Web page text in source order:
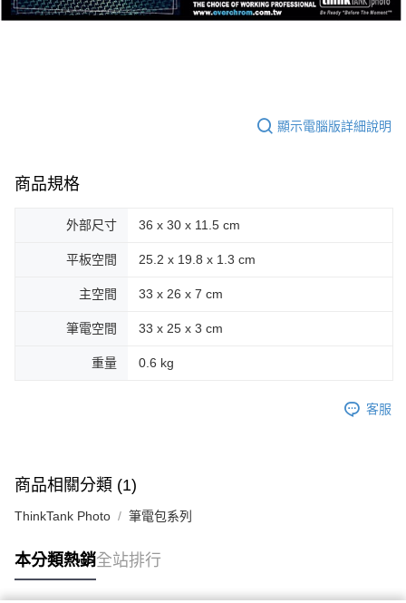
顯示電腦版詳細說明
商品規格
外部尺寸 36 x 30 x 11.5 cm
平板空間 25.2 x 19.8 x 1.3 cm
主空間 33 x 26 x 7 cm
筆電空間 33 x 25 x 3 cm
重量 0.6 kg
客服
商品相關分類 (1)
ThinkTank Photo 筆電包系列
本分類熱銷全站排行